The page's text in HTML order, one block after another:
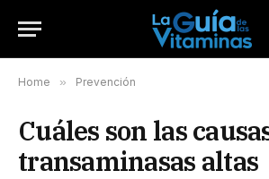
Home » Prevención
Cuáles son las
transaminasas altas